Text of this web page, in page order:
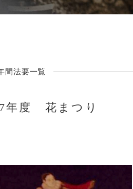
間法要一覧
年度 花まつり